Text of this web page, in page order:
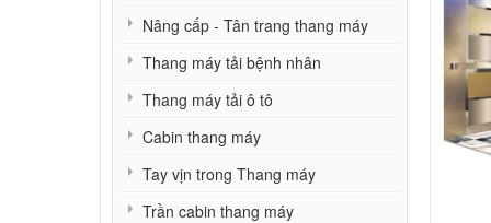
Nâng cấp - Tân trang thang máy
Thang máy tải bệnh nhân
Thang máy tải ô tô
Cabin thang máy
Tay vịn trong Thang máy
Trần cabin thang máy